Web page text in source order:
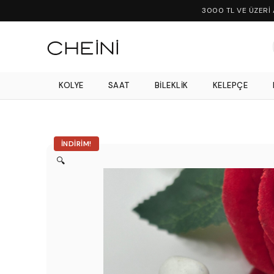
3000 TL VE ÜZERİ
KOLYE SAAT BILEKLIK KELEPÇE
İNDIRIM!
🔍